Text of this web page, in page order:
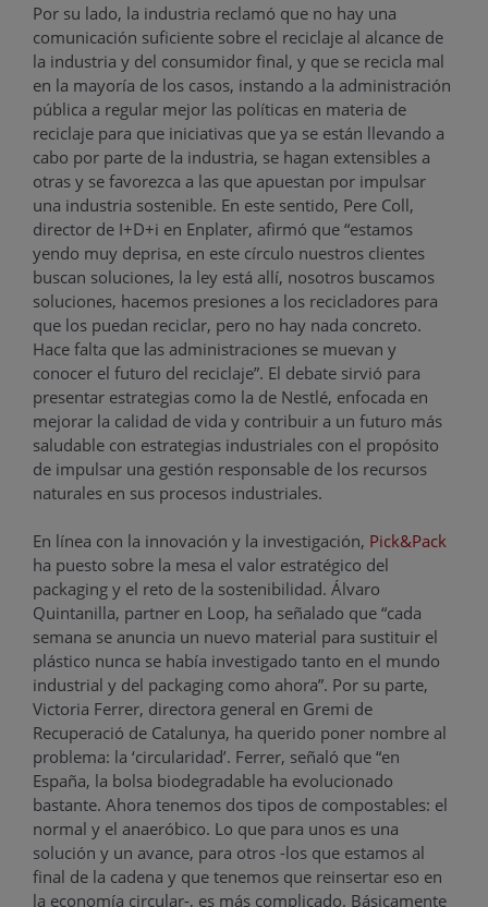
Por su lado, la industria reclamó que no hay una
comunicación suficiente sobre el reciclaje al alcance de
la industria y del consumidor final, y que se recicla mal
en la mayoría de los casos, instando a la administración
pública a regular mejor las políticas en materia de
reciclaje para que iniciativas que ya se están llevando a
cabo por parte de la industria, se hagan extensibles a
otras y se favorezca a las que apuestan por impulsar
una industria sostenible. En este sentido, Pere Coll,
director de I+D+i en Enplater, afirmó que “estamos
yendo muy deprisa, en este círculo nuestros clientes
buscan soluciones, la ley está allí, nosotros buscamos
soluciones, hacemos presiones a los recicladores para
que los puedan reciclar, pero no hay nada concreto.
Hace falta que las administraciones se muevan y
conocer el futuro del reciclaje”. El debate sirvió para
presentar estrategias como la de Nestlé, enfocada en
mejorar la calidad de vida y contribuir a un futuro más
saludable con estrategias industriales con el propósito
de impulsar una gestión responsable de los recursos
naturales en sus procesos industriales.
En línea con la innovación y la investigación, Pick&Pack
ha puesto sobre la mesa el valor estratégico del
packaging y el reto de la sostenibilidad. Álvaro
Quintanilla, partner en Loop, ha señalado que “cada
semana se anuncia un nuevo material para sustituir el
plástico nunca se había investigado tanto en el mundo
industrial y del packaging como ahora”. Por su parte,
Victoria Ferrer, directora general en Gremi de
Recuperació de Catalunya, ha querido poner nombre al
problema: la ‘circularidad’. Ferrer, señaló que “en
España, la bolsa biodegradable ha evolucionado
bastante. Ahora tenemos dos tipos de compostables: el
normal y el anaeróbico. Lo que para unos es una
solución y un avance, para otros -los que estamos al
final de la cadena y que tenemos que reinsertar eso en
la economía circular-, es más complicado. Básicamente